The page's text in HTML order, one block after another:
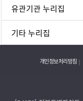
유관기관 누리집
기타 누리집
개인정보처리방침